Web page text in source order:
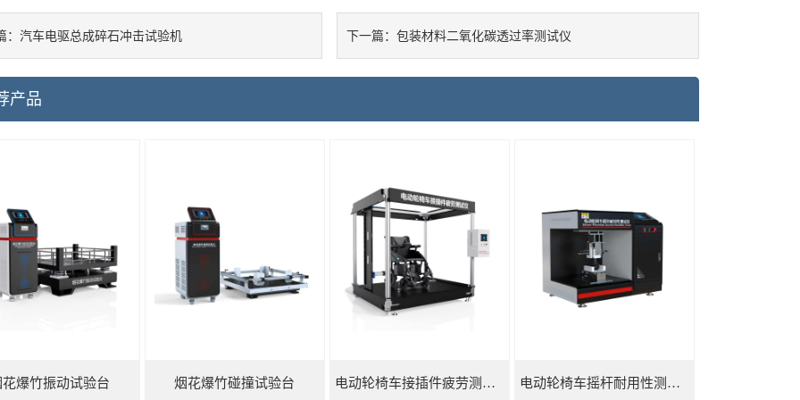
汽车电驱总成碎石冲击试验机 下一篇： 包装材料二氧化碳透过率测试仪
产品
花爆竹振动试验台 烟花爆竹碰撞试验台 电动轮椅车接插件疲劳测试仪 电动轮椅车摇杆耐用性测试仪